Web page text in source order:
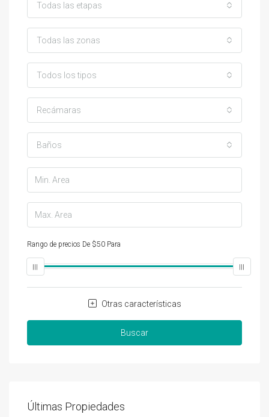
Todas las etapas
Todas las zonas
Todos los tipos
Recámaras
Baños
Rango de precios De $50 Para
Otras características
Buscar
Últimas Propiedades